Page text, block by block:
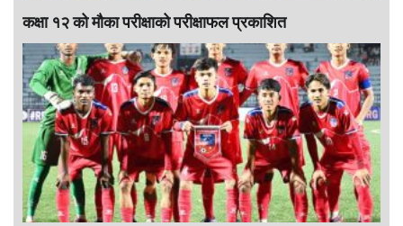
कक्षा १२ को मौका परीक्षाको परीक्षाफल प्रकाशित